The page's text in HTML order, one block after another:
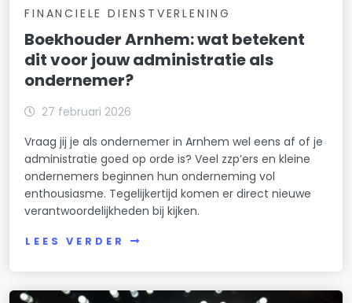
FINANCIELE DIENSTVERLENING
Boekhouder Arnhem: wat betekent
dit voor jouw administratie als
ondernemer?
27 februari 2026
Vraag jij je als ondernemer in Arnhem wel eens af of je
administratie goed op orde is? Veel zzp’ers en kleine
ondernemers beginnen hun onderneming vol
enthousiasme. Tegelijkertijd komen er direct nieuwe
verantwoordelijkheden bij kijken.
LEES VERDER